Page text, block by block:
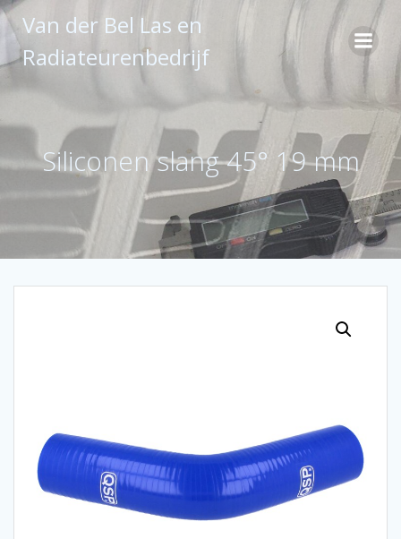
Ga
naar
inhoud
Van der Bel Las en
Radiateurenbedrijf
Siliconen slang 45° 19 mm